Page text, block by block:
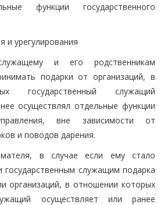
функции государственного
урегулирования
и его родственникам
подарки от организаций, в
государственный служащий
осуществлял отдельные функции
вне зависимости от
и поводов дарения.
в случае если ему стало
государственным служащим подарка
организаций, в отношении которых
осуществляет или ранее